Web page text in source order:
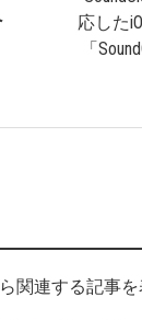
応した
「
関連する記事を